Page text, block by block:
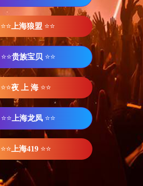
⭐⭐ 上海狼盟 ⭐⭐
⭐⭐贵族宝贝 ⭐⭐
⭐⭐夜 上 海 ⭐⭐
⭐⭐ 上海龙凤 ⭐⭐
⭐⭐ 上海419 ⭐⭐